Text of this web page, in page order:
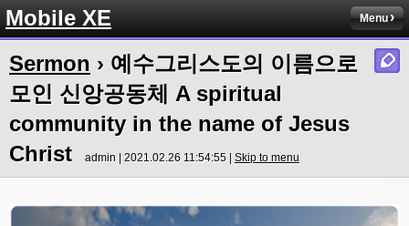
Mobile XE Menu
Sermon › 예수그리스도의 이름으로
모인 신앙공동체 A spiritual
community in the name of Jesus
Christ
admin | 2021.02.26 11:54:55 | Skip to menu